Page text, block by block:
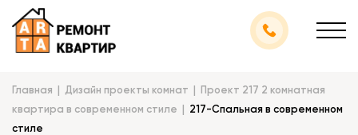
Главная Дизайн проекты комнат
Проект 217 2 комнатная
квартира в современном стиле
217-Спальная в современном
стиле